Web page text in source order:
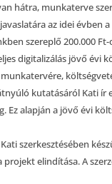
hátra, munkaterve
az idei évben
szereplő 200.000 Ft-
digitalizálás jövő évi
kutatásáról Kati ír
alapján a jövő évi
szerkesztésében
elindítása. A